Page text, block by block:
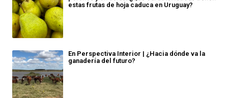
estas frutas de hoja caduca en Uruguay?
En Perspectiva Interior | ¿Hacia dónde va la
ganadería del futuro?